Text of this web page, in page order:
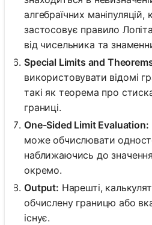
алгебраїчних маніпуляцій,
застосовує правило
від чисельника та
Special Limits and
використовувати відомі
такі як теорема про
границі.
One-Sided Limit Evaluation:
може обчислювати
наближаючись до
окремо.
Output: Нарешті,
обчислену границю або
існує.